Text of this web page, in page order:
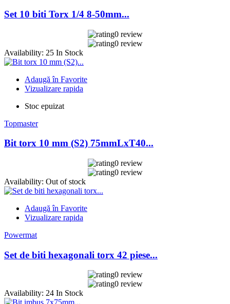
Set 10 biti Torx 1/4 8-50mm...
0 review
0 review
Availability: 25 In Stock
Adaugă în Favorite
Vizualizare rapida
Stoc epuizat
Topmaster
Bit torx 10 mm (S2) 75mmLxT40...
0 review
0 review
Availability: Out of stock
Adaugă în Favorite
Vizualizare rapida
Powermat
Set de biti hexagonali torx 42 piese...
0 review
0 review
Availability: 24 In Stock